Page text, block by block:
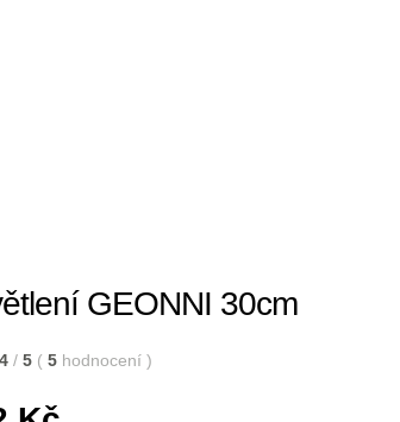
GEONNI 30cm
/ 5 ( 5 hodnocení )